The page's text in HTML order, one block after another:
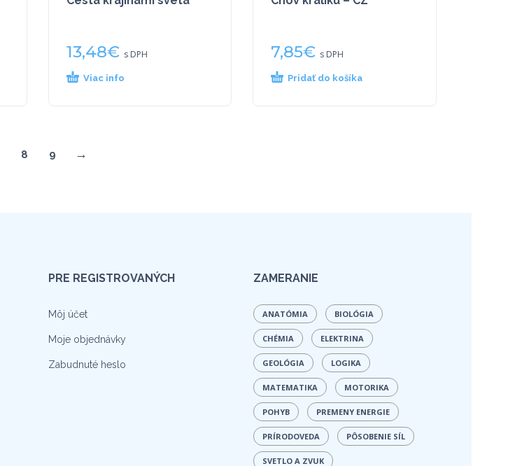
13,48€ s DPH
Viac info
7,85€ s DPH
Pridať do košíka
8 9 →
PRE REGISTROVANÝCH
Môj účet
Moje objednávky
Zabudnuté heslo
ZAMERANIE
ANATÓMIA BIOLÓGIA
CHÉMIA ELEKTRINA
GEOLÓGIA LOGIKA
MATEMATIKA MOTORIKA
POHYB PREMENY ENERGIE
PRÍRODOVEDA PÔSOBENIE SÍL
SVETLO A ZVUK